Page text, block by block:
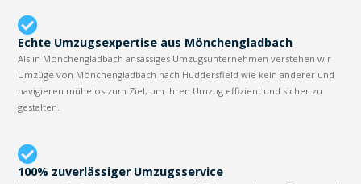
Echte Umzugsexpertise aus Mönchengladbach
Als in Mönchengladbach ansässiges Umzugsunternehmen verstehen wir
Umzüge von Mönchengladbach nach Huddersfield wie kein anderer und
navigieren mühelos zum Ziel, um Ihren Umzug effizient und sicher zu
gestalten.
100% zuverlässiger Umzugsservice